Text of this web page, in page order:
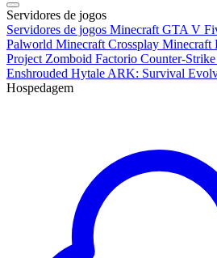
Servidores de jogos
Servidores de jogos Minecraft GTA V
Palworld Minecraft Crossplay Minecraft
Project Zomboid Factorio Counter-Strike
Enshrouded Hytale ARK: Survival
Hospedagem